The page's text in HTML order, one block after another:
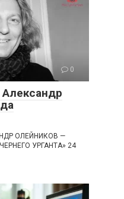
0
ОЛЕЙНИКОВ —
УРГАНТА» 24